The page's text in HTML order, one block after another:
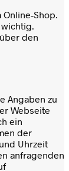
Shop.
den
Angaben zu
Webseite
ein
der
Uhrzeit
anfragenden